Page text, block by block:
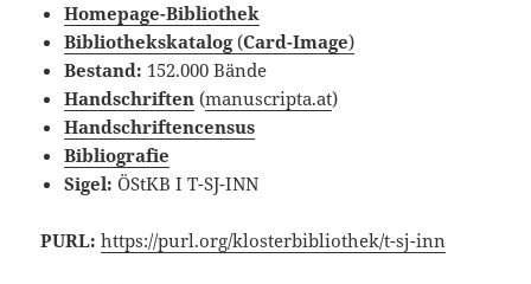
Homepage-Bibliothek
Bibliothekskatalog(Card-Image)
Bestand: 152.000 Bände
Handschriften (manuscripta.at)
Handschriftencensus
Bibliografie
Sigel: ÖStKB I T-SJ-INN
PURL: https://purl.org/klosterbibliothek/t-sj-inn